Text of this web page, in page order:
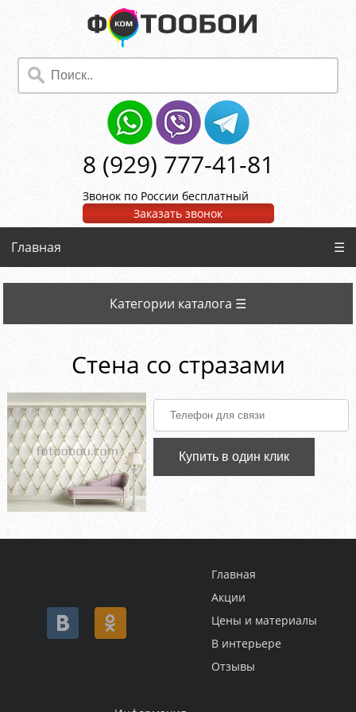
8 (929) 777-41-81
Звонок по России бесплатный
Заказать звонок
Главная ☰
Категории каталога ☰
Стена со стразами
Купить в один клик
Главная
Акции
Цены и материалы
В интерьере
Отзывы